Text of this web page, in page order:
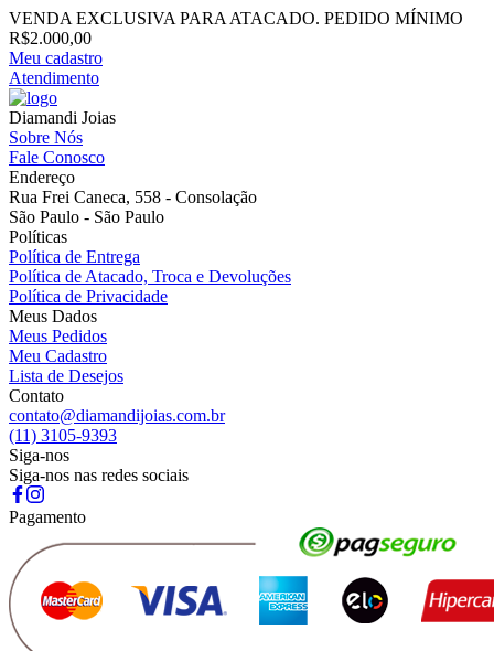
VENDA EXCLUSIVA PARA ATACADO. PEDIDO MÍNIMO
R$2.000,00
Meu cadastro
Atendimento
Diamandi Joias
Sobre Nós
Fale Conosco
Endereço
Rua Frei Caneca, 558 - Consolação
São Paulo - São Paulo
Políticas
Política de Entrega
Política de Atacado, Troca e Devoluções
Política de Privacidade
Meus Dados
Meus Pedidos
Meu Cadastro
Lista de Desejos
Contato
contato@diamandijoias.com.br
(11) 3105-9393
Siga-nos
Siga-nos nas redes sociais
Pagamento